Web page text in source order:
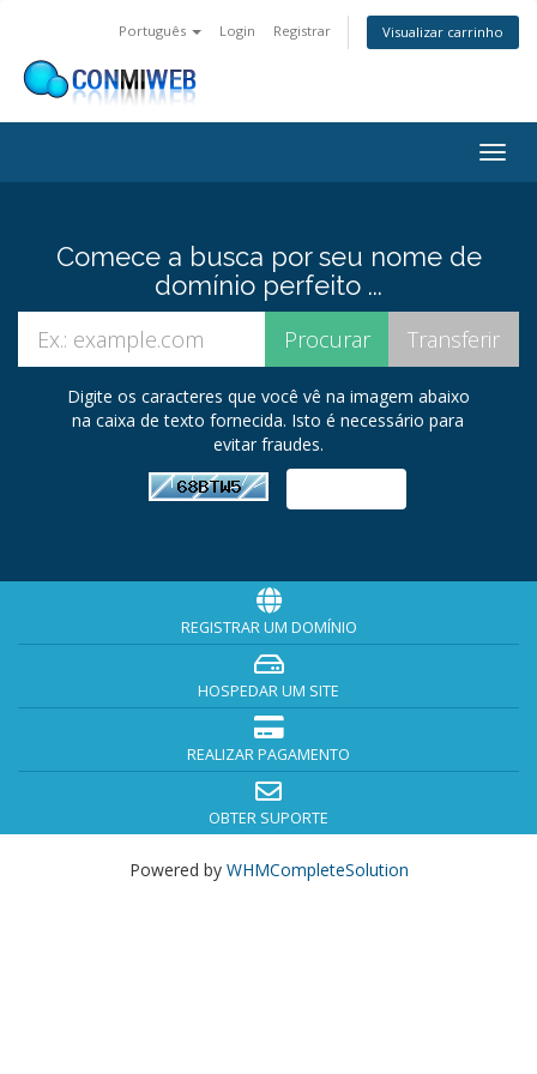
Português Login Registrar Visualizar carrinho
Comece a busca por seu nome de
domínio perfeito ...
Digite os caracteres que você vê na imagem abaixo
na caixa de texto fornecida. Isto é necessário para
evitar fraudes.
REGISTRAR UM DOMÍNIO
HOSPEDAR UM SITE
REALIZAR PAGAMENTO
OBTER SUPORTE
Powered by WHMCompleteSolution